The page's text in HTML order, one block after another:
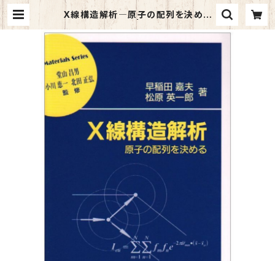
X線構造解析―原子の配列を決める
(材料学シリーズ) | マイブックス関大
前店(店頭受取オーダー用)